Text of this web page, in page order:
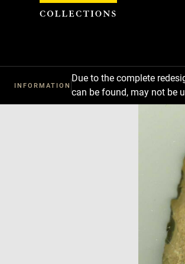
INFORMATION
Due to the complete
can be found, may not be
Cookies management panel